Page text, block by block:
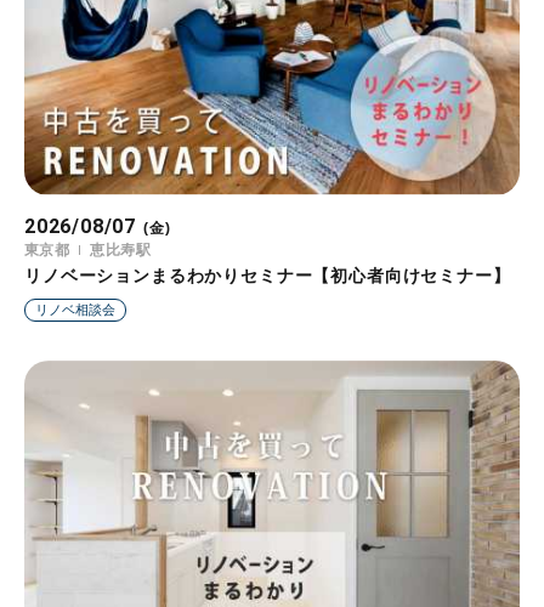
2026/08/07 (金)
東京都
恵比寿駅
リノベーションまるわかりセミナー【初心者向けセミナー】
リノベ相談会
2026/08/08 (土)
東京都
恵比寿駅
リノベーションまるわかりセミナー【初心者向けセミナー】
リノベ相談会
2026/08/09 (日)
東京都
恵比寿駅
リノベーションまるわかりセミナー【初心者向けセミナー】
リノベ相談会
2026/08/10 (月)
東京都
恵比寿駅
リノベーションまるわかりセミナー【初心者向けセミナー】
リノベ相談会
2026/08/11 (火)
東京都
恵比寿駅
リノベーションまるわかりセミナー【初心者向けセミナー】
リノベ相談会
2026/08/12 (水)
東京都
恵比寿駅
リノベーションまるわかりセミナー【初心者向けセミナー】
リノベ相談会
2026/08/13 (木)
東京都
恵比寿駅
リノベーションまるわかりセミナー【初心者向けセミナー】
リノベ相談会